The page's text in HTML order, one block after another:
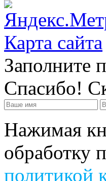
Карта сайта
Заполните
Спасибо!
Нажимая
обработку
политикой